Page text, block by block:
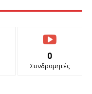
0
Συνδρομητές